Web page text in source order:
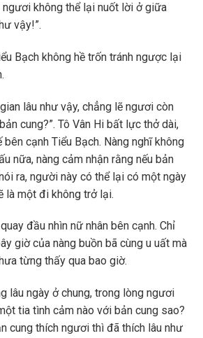
không thể lại nuốt lời ở giữa
vậy!”.
Bạch không hề trốn tránh ngược lại
lâu như vậy, chẳng lẽ ngươi còn
cung?”. Tô Vân Hi bất lực thở dài,
cạnh Tiểu Bạch. Nàng nghĩ không
nữa, nàng cảm nhận rằng nếu bản
ra, người này có thể lại có một ngày
là một đi không trở lại.
đầu nhìn nữ nhân bên cạnh. Chỉ
giờ của nàng buồn bã cùng u uất mà
từng thấy qua bao giờ.
lâu ngày ở chung, trong lòng ngươi
tia tình cảm nào với bản cung sao?
cung thích ngươi thì đã thích lâu như